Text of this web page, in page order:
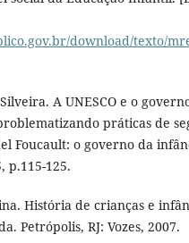
download/texto/
A UNESCO e o
práticas de
Foucault: o governo da
p.115-125.
História de crianças e
Petrópolis, RJ: Vozes, 2007.